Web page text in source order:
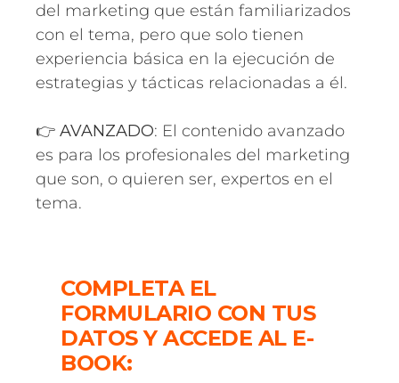
del marketing que están familiarizados
con el tema, pero que solo tienen
experiencia básica en la ejecución de
estrategias y tácticas relacionadas a él.
👉AVANZADO: El contenido avanzado
es para los profesionales del marketing
que son, o quieren ser, expertos en el
tema.
COMPLETA EL
FORMULARIO CON TUS
DATOS Y ACCEDE AL E-
BOOK: